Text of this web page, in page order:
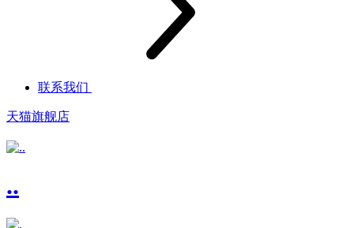
联系我们
天猫旗舰店
..